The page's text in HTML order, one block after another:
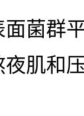
菌群
肌和